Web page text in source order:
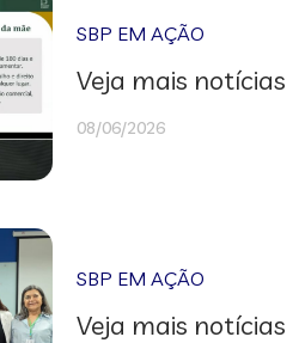
SBP EM AÇÃO
Veja mais notícias
08/06/2026
SBP EM AÇÃO
Veja mais notícias